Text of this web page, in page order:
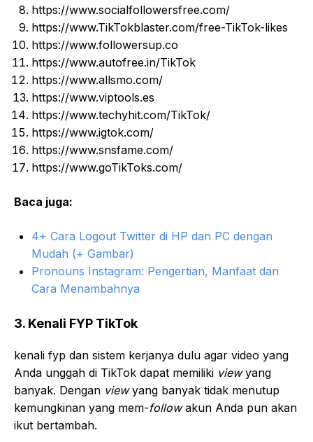
https://www.socialfollowersfree.com/
https://www.TikTokblaster.com/free-TikTok-likes
https://www.followersup.co
https://www.autofree.in/TikTok
https://www.allsmo.com/
https://www.viptools.es
https://www.techyhit.com/TikTok/
https://www.igtok.com/
https://www.snsfame.com/
https://www.goTikToks.com/
Baca juga:
4+ Cara Logout Twitter di HP dan PC dengan
Mudah (+ Gambar)
Pronouns Instagram: Pengertian, Manfaat dan
Cara Menambahnya
3. Kenali FYP TikTok
kenali fyp dan sistem kerjanya dulu agar video yang
Anda unggah di TikTok dapat memiliki viewyang
banyak. Dengan viewyang banyak tidak menutup
kemungkinan yang mem-followakun Anda pun akan
ikut bertambah.